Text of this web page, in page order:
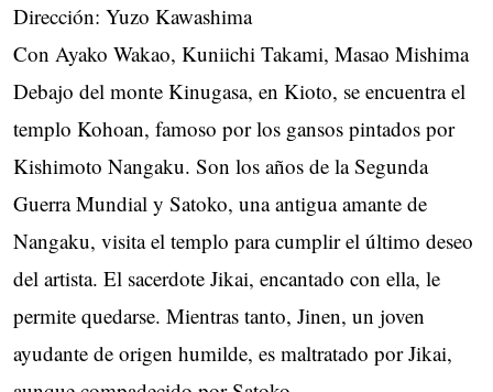
Dirección: Yuzo Kawashima
Con Ayako Wakao, Kuniichi Takami, Masao Mishima
Debajo del monte Kinugasa, en Kioto, se encuentra el
templo Kohoan, famoso por los gansos pintados por
Kishimoto Nangaku. Son los años de la Segunda
Guerra Mundial y Satoko, una antigua amante de
Nangaku, visita el templo para cumplir el último deseo
del artista. El sacerdote Jikai, encantado con ella, le
permite quedarse. Mientras tanto, Jinen, un joven
ayudante de origen humilde, es maltratado por Jikai,